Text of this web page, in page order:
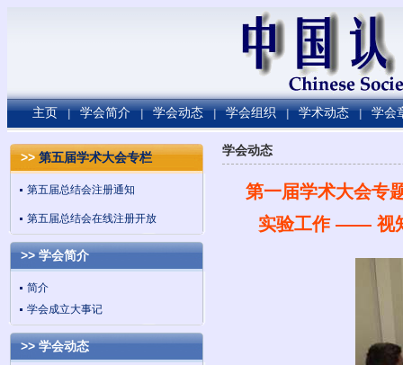
主页 | 学会简介 | 学会动态 | 学会组织 | 学术动态 | 学会
>>第五届学术大会专栏
第五届总结会注册通知
第五届总结会在线注册开放
>> 学会简介
简介
学会成立大事记
>> 学会动态
学会动态
第一届学术大会专
实验工作 —— 视